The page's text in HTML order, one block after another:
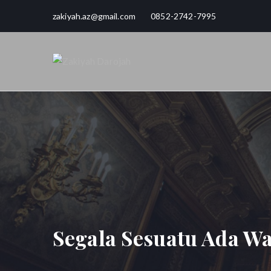
zakiyah.az@gmail.com 0852-2742-7995
Segala Sesuatu Ada